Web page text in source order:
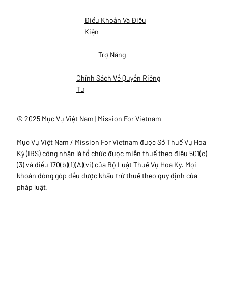
Điều Khoản Và Điều
Kiện
Trợ Năng
Chính Sách Về Quyền Riêng
Tư
© 2025 Mục Vụ Việt Nam | Mission For Vietnam
Mục Vụ Việt Nam / Mission For Vietnam được Sở Thuế Vụ Hoa
Kỳ (IRS) công nhận là tổ chức được miễn thuế theo điều 501(c)
(3) và điều 170(b)(1)(A)(vi) của Bộ Luật Thuế Vụ Hoa Kỳ. Mọi
khoản đóng góp đều được khấu trừ thuế theo quy định của
pháp luật.